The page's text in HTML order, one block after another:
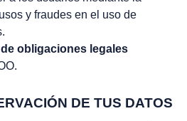
y fraudes en el uso de
obligaciones legales
DE TUS DATOS